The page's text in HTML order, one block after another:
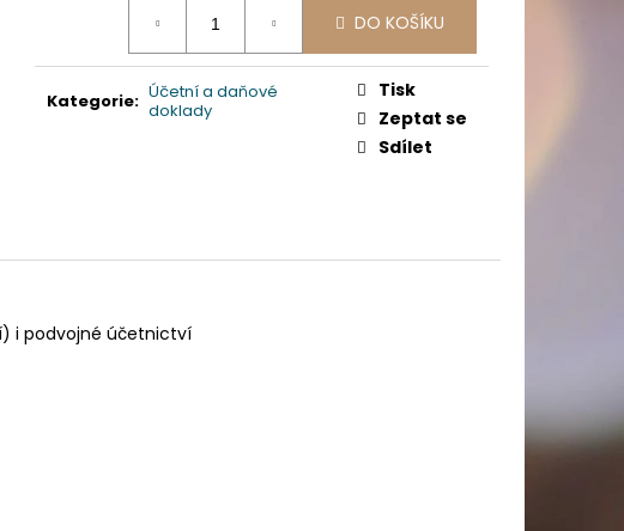
DO KOŠÍKU
Kategorie: Účetní a daňové
doklady
Tisk
Zeptat se
Sdílet
i podvojné účetnictví